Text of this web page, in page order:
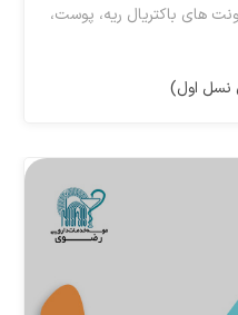
های باکتریال ریه، پوست،
نسل اول)